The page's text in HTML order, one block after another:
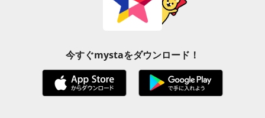
今すぐmystaをダウンロード！